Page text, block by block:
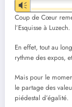
Vm
Coup de Cœur
l’Esquisse à Luzech.
En effet, tout au
rythme des expos,
Mais pour le
le partage des
piédestal d’égalité.